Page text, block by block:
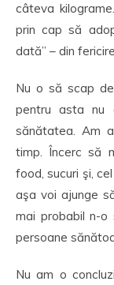
câteva
prin cap să
dată” – din
Nu o să scap
pentru asta nu
sănătatea. Am
timp. Încerc să
food, sucuri şi,
aşa voi ajunge
mai probabil n-
persoane
Nu am o